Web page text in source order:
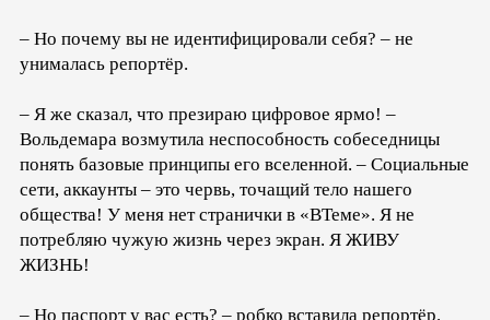
– Но почему вы не идентифицировали себя? – не
унималась репортёр.
– Я же сказал, что презираю цифровое ярмо! –
Вольдемара возмутила неспособность собеседницы
понять базовые принципы его вселенной. – Социальные
сети, аккаунты – это червь, точащий тело нашего
общества! У меня нет странички в «ВТеме». Я не
потребляю чужую жизнь через экран. Я ЖИВУ
ЖИЗНЬ!
– Но паспорт у вас есть? – робко вставила репортёр.